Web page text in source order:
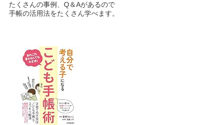
たくさんの事例、Q＆Aがあるので
手帳の活用法をたくさん学べます。